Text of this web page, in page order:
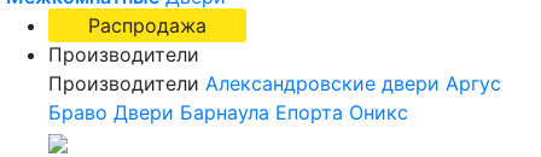
Распродажа
Производители
Производители Александровские двери Аргус
Браво Двери Барнаула Епорта Оникс